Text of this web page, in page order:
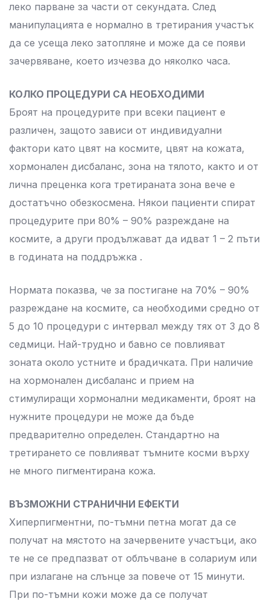
леко парване за части от секундата. След
манипулацията е нормално в третирания участък
да се усеща леко затопляне и може да се появи
зачервяване, което изчезва до няколко часа.
КОЛКО ПРОЦЕДУРИ СА НЕОБХОДИМИ
Броят на процедурите при всеки пациент е
различен, защото зависи от индивидуални
фактори като цвят на космите, цвят на кожата,
хормонален дисбаланс, зона на тялото, както и от
лична преценка кога третираната зона вече е
достатъчно обезкосмена. Някои пациенти спират
процедурите при 80% – 90% разреждане на
космите, а други продължават да идват 1 – 2 пъти
в годината на поддръжка .
Нормата показва, че за постигане на 70% – 90%
разреждане на космите, са необходими средно от
5 до 10 процедури с интервал между тях от 3 до 8
седмици. Най-трудно и бавно се повлияват
зоната около устните и брадичката. При наличие
на хормонален дисбаланс и прием на
стимулиращи хормонални медикаменти, броят на
нужните процедури не може да бъде
предварително определен. Стандартно на
третирането се повлияват тъмните косми върху
не много пигментирана кожа.
ВЪЗМОЖНИ СТРАНИЧНИ ЕФЕКТИ
Хиперпигментни, по-тъмни петна могат да се
получат на мястото на зачервените участъци, ако
те не се предпазват от облъчване в солариум или
при излагане на слънце за повече от 15 минути.
При по-тъмни кожи може да се получат